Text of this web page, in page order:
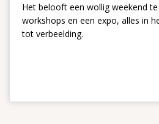
Het belooft een wollig weekend
workshops en een expo, alles in
tot verbeelding.